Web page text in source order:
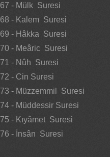
67 - Mülk Suresi
68 - Kalem Suresi
69 - Hâkka Suresi
70 - Meâric Suresi
71 - Nûh Suresi
72 - Cin Suresi
73 - Müzzemmil Suresi
74 - Müddessir Suresi
75 - Kıyâmet Suresi
76 - İnsân Suresi